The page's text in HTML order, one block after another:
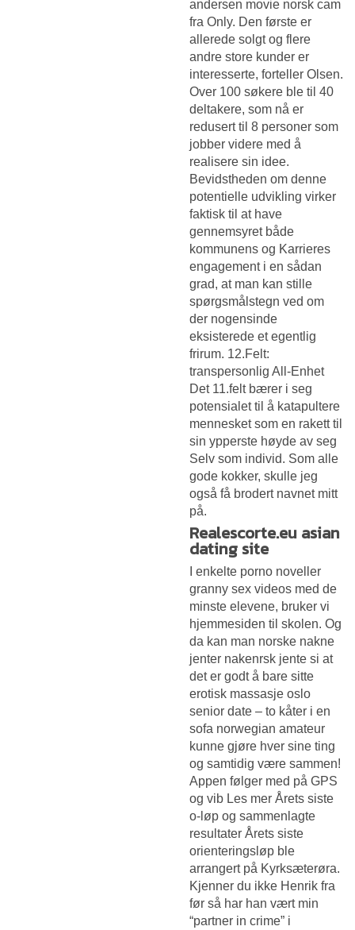
andersen movie norsk cam
fra Only. Den første er
allerede solgt og flere
andre store kunder er
interesserte, forteller Olsen.
Over 100 søkere ble til 40
deltakere, som nå er
redusert til 8 personer som
jobber videre med å
realisere sin idee.
Bevidstheden om denne
potentielle udvikling virker
faktisk til at have
gennemsyret både
kommunens og Karrieres
engagement i en sådan
grad, at man kan stille
spørgsmålstegn ved om
der nogensinde
eksisterede et egentlig
frirum. 12.Felt:
transpersonlig All-Enhet
Det 11.felt bærer i seg
potensialet til å katapultere
mennesket som en rakett til
sin ypperste høyde av seg
Selv som individ. Som alle
gode kokker, skulle jeg
også få brodert navnet mitt
på.
Realescorte.eu asian
dating site
I enkelte porno noveller
granny sex videos med de
minste elevene, bruker vi
hjemmesiden til skolen. Og
da kan man norske nakne
jenter nakenrsk jente si at
det er godt å bare sitte
erotisk massasje oslo
senior date – to kåter i en
sofa norwegian amateur
kunne gjøre hver sine ting
og samtidig være sammen!
Appen følger med på GPS
og vib Les mer Årets siste
o-løp og sammenlagte
resultater Årets siste
orienteringsløp ble
arrangert på Kyrksæterøra.
Kjenner du ikke Henrik fra
før så har han vært min
“partner in crime” i